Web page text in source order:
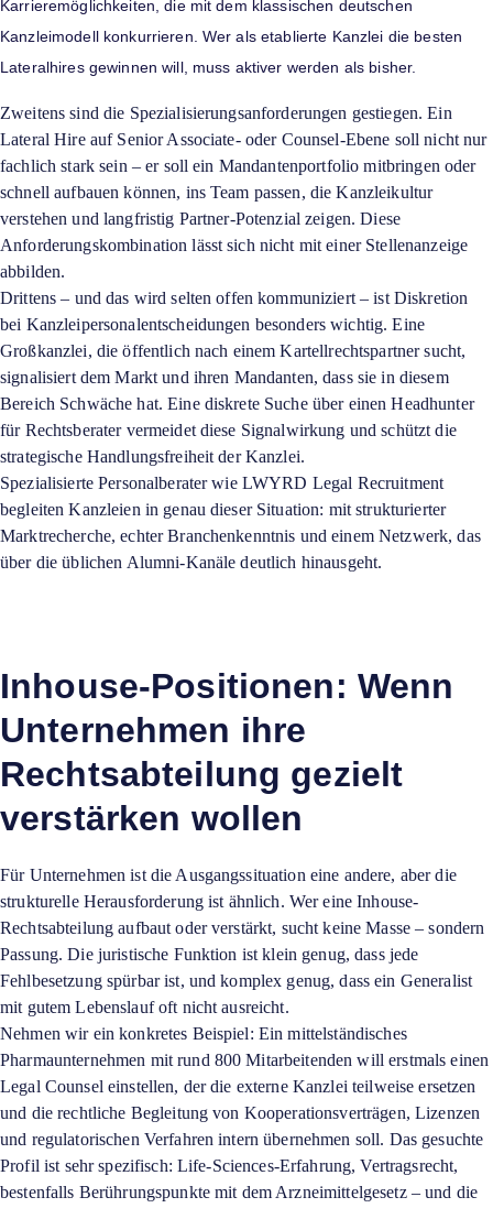
Karrieremöglichkeiten, die mit dem klassischen deutschen
Kanzleimodell konkurrieren. Wer als etablierte Kanzlei die besten
Lateralhires gewinnen will, muss aktiver werden als bisher.
Zweitens sind die Spezialisierungsanforderungen gestiegen. Ein
Lateral Hire auf Senior Associate- oder Counsel-Ebene soll nicht nur
fachlich stark sein – er soll ein Mandantenportfolio mitbringen oder
schnell aufbauen können, ins Team passen, die Kanzleikultur
verstehen und langfristig Partner-Potenzial zeigen. Diese
Anforderungskombination lässt sich nicht mit einer Stellenanzeige
abbilden.
Drittens – und das wird selten offen kommuniziert – ist Diskretion
bei Kanzleipersonalentscheidungen besonders wichtig. Eine
Großkanzlei, die öffentlich nach einem Kartellrechtspartner sucht,
signalisiert dem Markt und ihren Mandanten, dass sie in diesem
Bereich Schwäche hat. Eine diskrete Suche über einen Headhunter
für Rechtsberater vermeidet diese Signalwirkung und schützt die
strategische Handlungsfreiheit der Kanzlei.
Spezialisierte Personalberater wie LWYRD Legal Recruitment
begleiten Kanzleien in genau dieser Situation: mit strukturierter
Marktrecherche, echter Branchenkenntnis und einem Netzwerk, das
über die üblichen Alumni-Kanäle deutlich hinausgeht.
Inhouse-Positionen: Wenn
Unternehmen ihre
Rechtsabteilung gezielt
verstärken wollen
Für Unternehmen ist die Ausgangssituation eine andere, aber die
strukturelle Herausforderung ist ähnlich. Wer eine Inhouse-
Rechtsabteilung aufbaut oder verstärkt, sucht keine Masse – sondern
Passung. Die juristische Funktion ist klein genug, dass jede
Fehlbesetzung spürbar ist, und komplex genug, dass ein Generalist
mit gutem Lebenslauf oft nicht ausreicht.
Nehmen wir ein konkretes Beispiel: Ein mittelständisches
Pharmaunternehmen mit rund 800 Mitarbeitenden will erstmals einen
Legal Counsel einstellen, der die externe Kanzlei teilweise ersetzen
und die rechtliche Begleitung von Kooperationsverträgen, Lizenzen
und regulatorischen Verfahren intern übernehmen soll. Das gesuchte
Profil ist sehr spezifisch: Life-Sciences-Erfahrung, Vertragsrecht,
bestenfalls Berührungspunkte mit dem Arzneimittelgesetz – und die